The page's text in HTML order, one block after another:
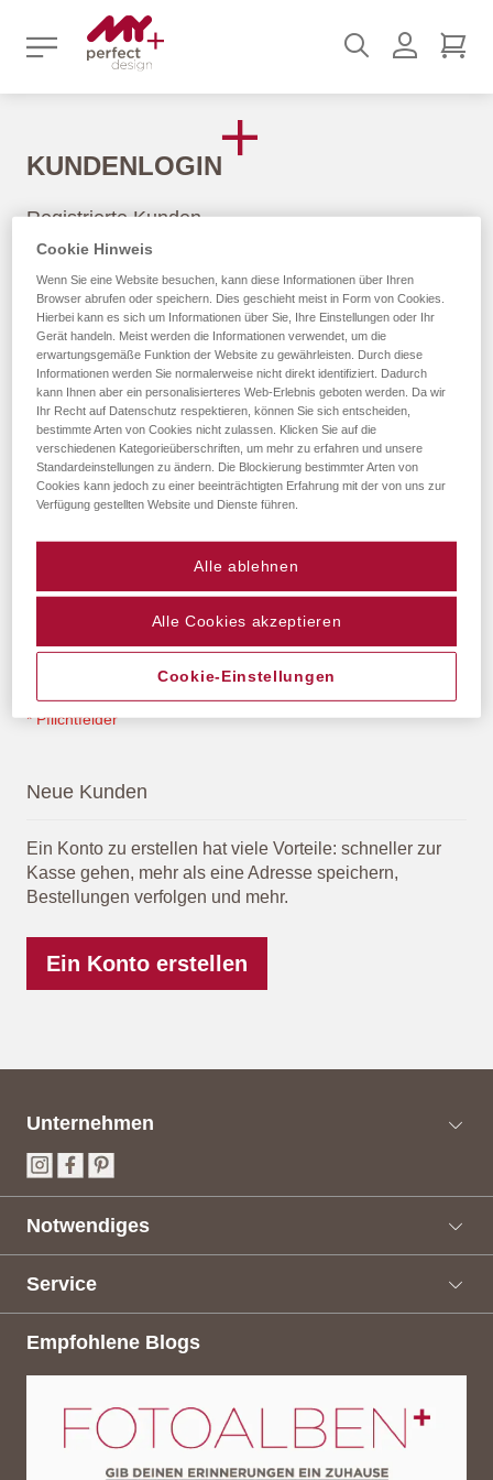
Suchen
KUNDENLOGIN
Registrierte Kunden
Wenn Du ein Konto hast, melde Dich mit Deiner E-Mail-
Adresse an.
E-Mail
Passwort
Passwort anzeigen
Neue Kunden
Ein Konto zu erstellen hat viele Vorteile: schneller zur
Kasse gehen, mehr als eine Adresse speichern,
Bestellungen verfolgen und mehr.
Ein Konto erstellen
Unternehmen
Notwendiges
Service
Empfohlene Blogs
Cookie Hinweis
Wenn Sie eine Website besuchen, kann diese Informationen über Ihren
Browser abrufen oder speichern. Dies geschieht meist in Form von Cookies.
Hierbei kann es sich um Informationen über Sie, Ihre Einstellungen oder Ihr
Gerät handeln. Meist werden die Informationen verwendet, um die
erwartungsgemäße Funktion der Website zu gewährleisten. Durch diese
Informationen werden Sie normalerweise nicht direkt identifiziert. Dadurch
kann Ihnen aber ein personalisierteres Web-Erlebnis geboten werden. Da wir
Ihr Recht auf Datenschutz respektieren, können Sie sich entscheiden,
bestimmte Arten von Cookies nicht zulassen. Klicken Sie auf die
verschiedenen Kategorieüberschriften, um mehr zu erfahren und unsere
Standardeinstellungen zu ändern. Die Blockierung bestimmter Arten von
Cookies kann jedoch zu einer beeinträchtigten Erfahrung mit der von uns zur
Verfügung gestellten Website und Dienste führen.
Alle ablehnen
Alle Cookies akzeptieren
Cookie-Einstellungen